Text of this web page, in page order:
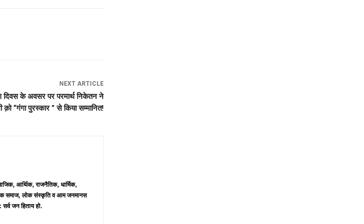
NEXT ARTICLE
दिवस के अवसर पर परमार्थ निकेतन ने
क़ो “गंगा पुरस्कार ” से किया सम्मानित!
आर्थिक, राजनैतिक, धार्मिक,
लोक समाज, लोक संस्कृति व आम जनमानस
जन हिताय हो.